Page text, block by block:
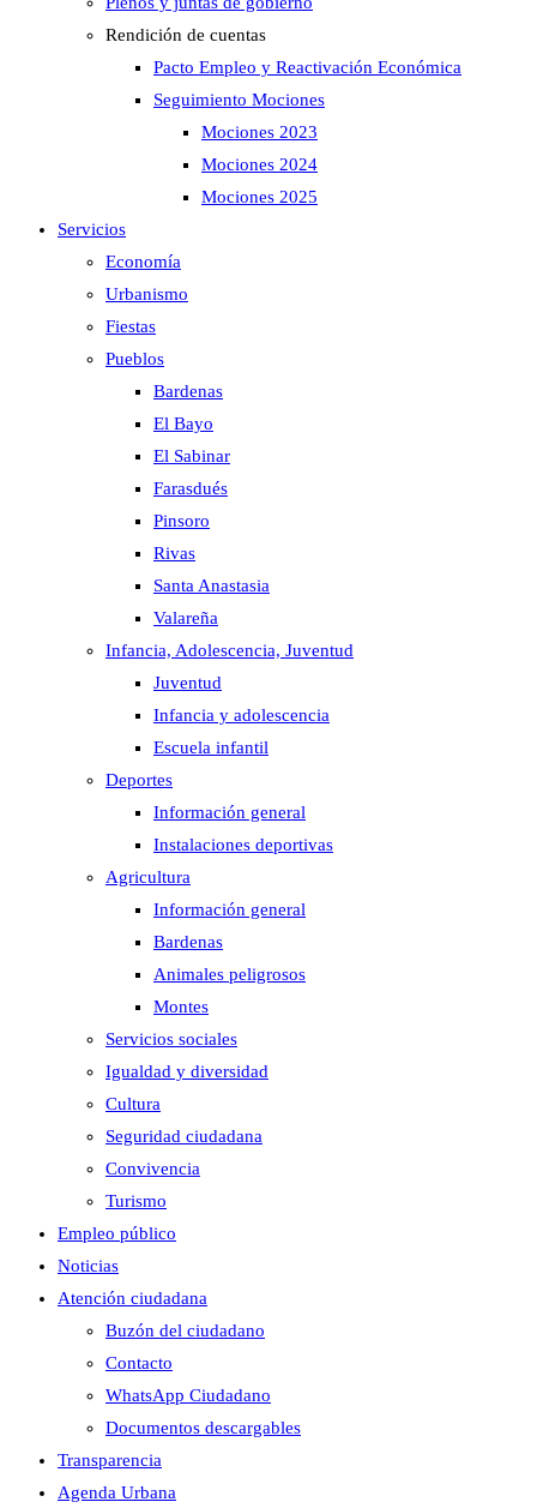
Rendición de cuentas
Pacto Empleo y Reactivación Económica
Seguimiento Mociones
Mociones 2023
Mociones 2024
Mociones 2025
Servicios
Economía
Urbanismo
Fiestas
Pueblos
Bardenas
El Bayo
El Sabinar
Farasdués
Pinsoro
Rivas
Santa Anastasia
Valareña
Infancia, Adolescencia, Juventud
Juventud
Infancia y adolescencia
Escuela infantil
Deportes
Información general
Instalaciones deportivas
Agricultura
Información general
Bardenas
Animales peligrosos
Montes
Servicios sociales
Igualdad y diversidad
Cultura
Seguridad ciudadana
Convivencia
Turismo
Empleo público
Noticias
Atención ciudadana
Buzón del ciudadano
Contacto
WhatsApp Ciudadano
Documentos descargables
Transparencia
Agenda Urbana